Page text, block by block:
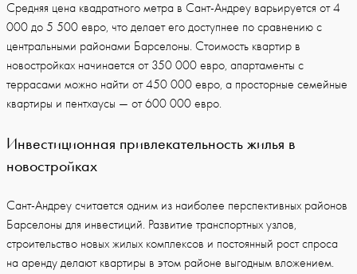
Средняя цена квадратного метра в Сант-Андреу варьируется от 4
000 до 5 500 евро, что делает его доступнее по сравнению с
центральными районами Барселоны. Стоимость квартир в
новостройках начинается от 350 000 евро, апартаменты с
террасами можно найти от 450 000 евро, а просторные семейные
квартиры и пентхаусы — от 600 000 евро.
Инвестиционная привлекательность жилья в
новостройках
Сант-Андреу считается одним из наиболее перспективных районов
Барселоны для инвестиций. Развитие транспортных узлов,
строительство новых жилых комплексов и постоянный рост спроса
на аренду делают квартиры в этом районе выгодным вложением.